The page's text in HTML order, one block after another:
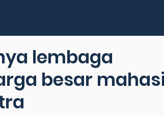
lembaga
besar